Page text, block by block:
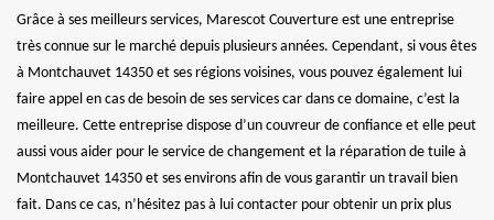
Grâce à ses meilleurs services, Marescot Couverture est une entreprise
très connue sur le marché depuis plusieurs années. Cependant, si vous êtes
à Montchauvet 14350 et ses régions voisines, vous pouvez également lui
faire appel en cas de besoin de ses services car dans ce domaine, c’est la
meilleure. Cette entreprise dispose d’un couvreur de confiance et elle peut
aussi vous aider pour le service de changement et la réparation de tuile à
Montchauvet 14350 et ses environs afin de vous garantir un travail bien
fait. Dans ce cas, n’hésitez pas à lui contacter pour obtenir un prix plus